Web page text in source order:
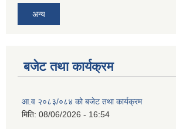
अन्य
बजेट तथा कार्यक्रम
आ.व २०८३/०८४ को बजेट तथा कार्यक्रम
मिति: 08/06/2026 - 16:54